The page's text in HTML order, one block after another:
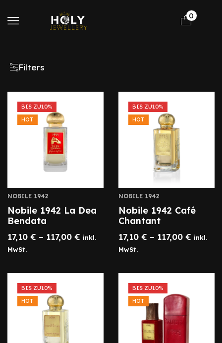
0
Filters
BIS ZU10%
HOT
NOBILE 1942
Nobile 1942 La Dea
Bendata
17,10 € – 117,00 € inkl.
MwSt.
BIS ZU10%
HOT
NOBILE 1942
Nobile 1942 Café
Chantant
17,10 € – 117,00 € inkl.
MwSt.
BIS ZU10%
HOT
BIS ZU10%
HOT